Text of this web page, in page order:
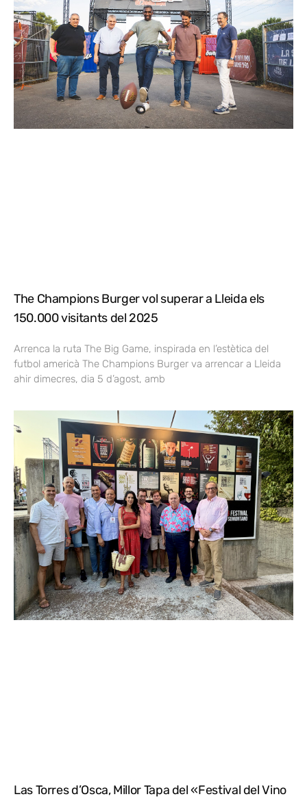
The Champions Burger vol superar a Lleida els
150.000 visitants del 2025
Arrenca la ruta The Big Game, inspirada en l’estètica del
futbol americà The Champions Burger va arrencar a Lleida
ahir dimecres, dia 5 d’agost, amb
Las Torres d’Osca, Millor Tapa del «Festival del Vino